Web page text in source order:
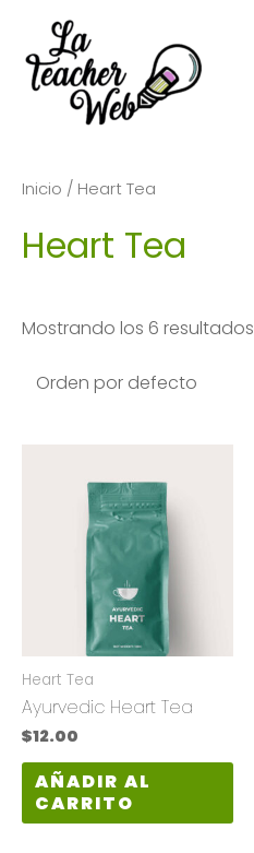
contenido
Inicio / Heart Tea
Heart Tea
Mostrando los 6 resultados
Heart Tea
Ayurvedic Heart Tea
$12.00
AÑADIR AL
CARRITO